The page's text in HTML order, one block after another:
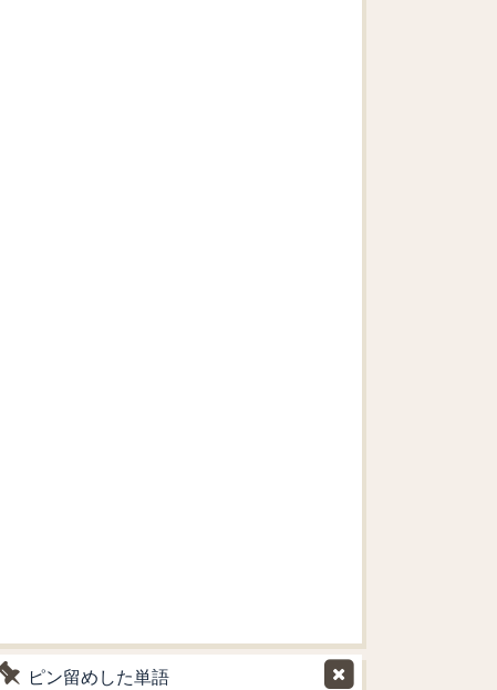
ピン留めした単語